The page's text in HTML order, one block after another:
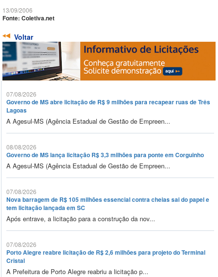
13/09/2006
Fonte: Coletiva.net
Voltar
07/08/2026
Governo de MS abre licitação de R$ 9 milhões para recapear ruas de Três
Lagoas
A Agesul-MS (Agência Estadual de Gestão de Empreen...
08/08/2026
Governo de MS lança licitação R$ 3,3 milhões para ponte em Corguinho
A Agesul-MS (Agência Estadual de Gestão de Empreen...
07/08/2026
Nova barragem de R$ 105 milhões essencial contra cheias sai do papel e
tem licitação lançada em SC
Após entrave, a licitação para a construção da nov...
07/08/2026
Porto Alegre reabre licitação de R$ 2,6 milhões para projeto do Terminal
Cristal
A Prefeitura de Porto Alegre reabriu a licitação p...